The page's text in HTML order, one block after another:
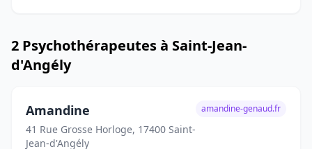
2 Psychothérapeutes à Saint-Jean-
d'Angély
Amandine
41 Rue Grosse Horloge, 17400 Saint-
Jean-d'Angély
amandine-genaud.fr